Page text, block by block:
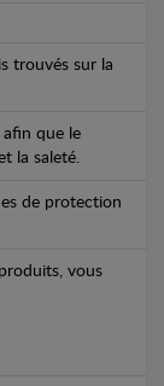
trouvés sur la
afin que le
la saleté.
de protection
vous